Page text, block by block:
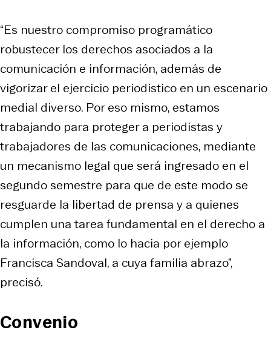
“Es nuestro compromiso programático
robustecer los derechos asociados a la
comunicación e información, además de
vigorizar el ejercicio periodístico en un escenario
medial diverso. Por eso mismo, estamos
trabajando para proteger a periodistas y
trabajadores de las comunicaciones, mediante
un mecanismo legal que será ingresado en el
segundo semestre para que de este modo se
resguarde la libertad de prensa y a quienes
cumplen una tarea fundamental en el derecho a
la información, como lo hacia por ejemplo
Francisca Sandoval, a cuya familia abrazo”,
precisó.
Convenio